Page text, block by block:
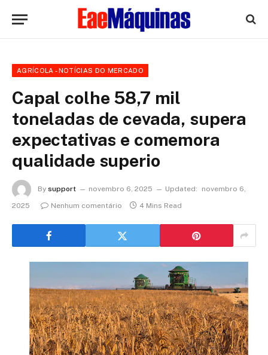
AGRÍCOLA - NOTÍCIAS DO MERCADO
Capal colhe 58,7 mil
toneladas de cevada, supera
expectativas e comemora
qualidade superio
By support novembro 6, 2025 Updated:
novembro 6,
2025
Nenhum comentário 4 Mins Read